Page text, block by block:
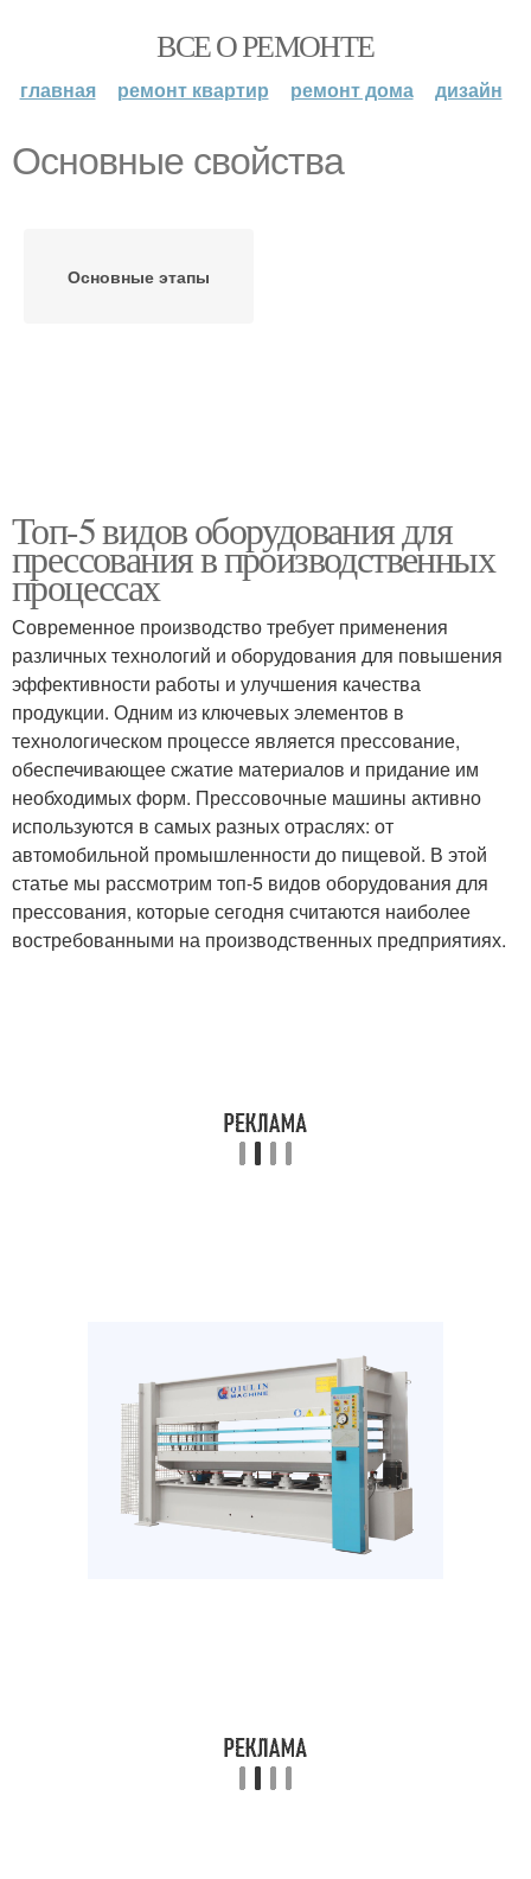
ВСЕ О РЕМОНТЕ
главная ремонт квартир ремонт дома дизайн
Основные свойства
Основные этапы
Топ-5 видов оборудования для
прессования в производственных
процессах
Современное производство требует применения
различных технологий и оборудования для повышения
эффективности работы и улучшения качества
продукции. Одним из ключевых элементов в
технологическом процессе является прессование,
обеспечивающее сжатие материалов и придание им
необходимых форм. Прессовочные машины активно
используются в самых разных отраслях: от
автомобильной промышленности до пищевой. В этой
статье мы рассмотрим топ-5 видов оборудования для
прессования, которые сегодня считаются наиболее
востребованными на производственных предприятиях.